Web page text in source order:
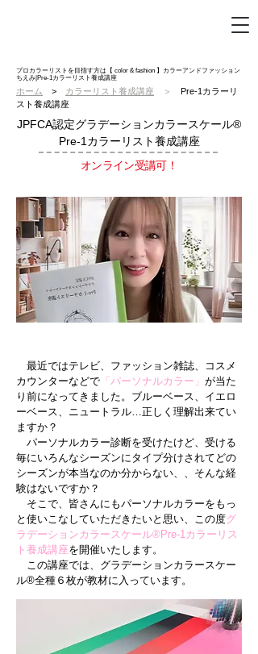
プロカラーリストを目指す方は【 color & fashion 】カラーアンドファッション
ちえみ|Pre-1カラーリスト養成講座
ホーム > カラーリスト養成講座 ＞ Pre-1カラーリ
スト養成講座
JPFCA認定グラデーションカラースケール®
Pre-1カラーリスト養成講座
オンライン受講可！
最近ではテレビ、ファッション雑誌、コスメ
カウンターなどで 「パーソナルカラー」 が当た
り前になってきました。ブルーベース、イエロ
ーベース、ニュートラル…正しく理解出来てい
ますか？
パーソナルカラー診断を受けたけど、受ける
毎にいろんなシーズンにタイプ分けされてどの
シーズンが本当なのか分からない、、そんな経
験はないですか？
​ そこで、皆さんにもパーソナルカラーをもっ
と使いこなしていただきたいと思い、この度グ
ラデーションカラースケール®Pre-1カラーリス
ト養成講座を開催いたします。
この講座では、グラデーションカラースケー
ル®全種６枚が教材に入っています。